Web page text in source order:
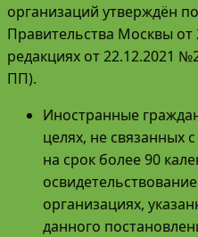
организаций утверждён
Правительства Москвы
редакциях от 22.12.2021
ПП).
Иностранные
целях, не связанных
на срок более 90
организациях,
данного